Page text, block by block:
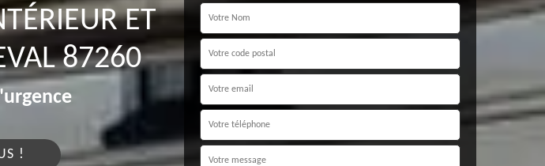
ET
87260
!